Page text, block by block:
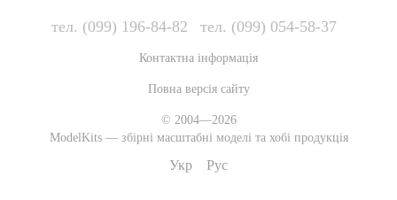
тел. (099) 196-84-82 тел. (099) 054-58-37
Контактна інформація
Повна версія сайту
© 2004—2026
ModelKits — збірні масштабні моделі та хобі продукція
Укр Рус